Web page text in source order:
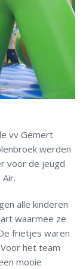
vv Gemert
werden
voor de jeugd
alle kinderen
waarmee ze
frietjes waren
het team
mooie